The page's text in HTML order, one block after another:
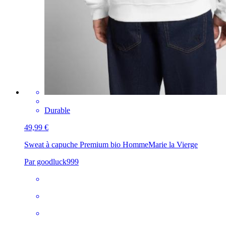
Durable
49,99 €
Sweat à capuche Premium bio HommeMarie la Vierge
Par goodluck999